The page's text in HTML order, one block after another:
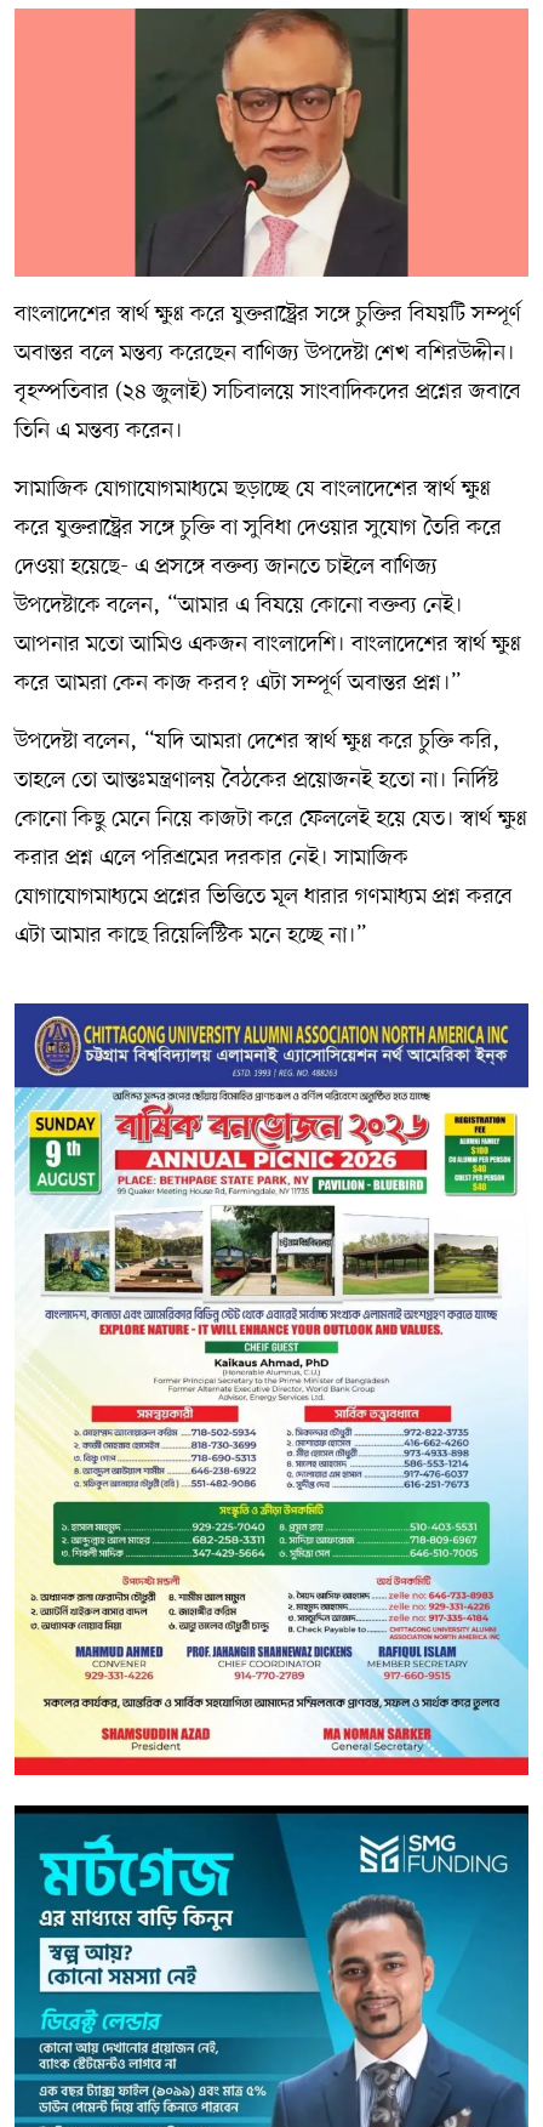
বাংলাদেশের স্বার্থ ক্ষুণ্ণ করে যুক্তরাষ্ট্রের সঙ্গে চুক্তির বিষয়টি সম্পূর্ণ
অবান্তর বলে মন্তব্য করেছেন বাণিজ্য উপদেষ্টা শেখ বশিরউদ্দীন।
বৃহস্পতিবার (২৪ জুলাই) সচিবালয়ে সাংবাদিকদের প্রশ্নের জবাবে
তিনি এ মন্তব্য করেন।
সামাজিক যোগাযোগমাধ্যমে ছড়াচ্ছে যে বাংলাদেশের স্বার্থ ক্ষুণ্ণ
করে যুক্তরাষ্ট্রের সঙ্গে চুক্তি বা সুবিধা দেওয়ার সুযোগ তৈরি করে
দেওয়া হয়েছে- এ প্রসঙ্গে বক্তব্য জানতে চাইলে বাণিজ্য
উপদেষ্টাকে বলেন, “আমার এ বিষয়ে কোনো বক্তব্য নেই।
আপনার মতো আমিও একজন বাংলাদেশি। বাংলাদেশের স্বার্থ ক্ষুণ্ণ
করে আমরা কেন কাজ করব? এটা সম্পূর্ণ অবান্তর প্রশ্ন।”
উপদেষ্টা বলেন, “যদি আমরা দেশের স্বার্থ ক্ষুণ্ণ করে চুক্তি করি,
তাহলে তো আন্তঃমন্ত্রণালয় বৈঠকের প্রয়োজনই হতো না। নির্দিষ্ট
কোনো কিছু মেনে নিয়ে কাজটা করে ফেললেই হয়ে যেত। স্বার্থ ক্ষুণ্ণ
করার প্রশ্ন এলে পরিশ্রমের দরকার নেই। সামাজিক
যোগাযোগমাধ্যমে প্রশ্নের ভিত্তিতে মূল ধারার গণমাধ্যম প্রশ্ন করবে
এটা আমার কাছে রিয়েলিস্টিক মনে হচ্ছে না।”